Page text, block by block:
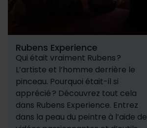
Rubens Experience
Qui était vraiment Rubens ?
L’artiste et l’homme derrière le
pinceau. Pourquoi était-il si
apprécié ? Découvrez tout cela
dans Rubens Experience. Entrez
dans la peau du peintre à l’aide de